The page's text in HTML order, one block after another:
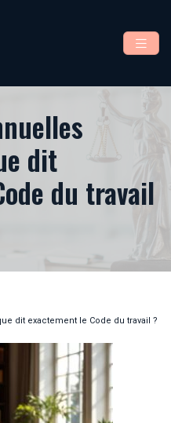
dit
du travail
dit exactement le Code du travail ?